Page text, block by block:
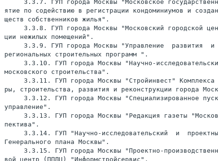
3.3.7. ГУП города Москвы "Московское
ятие по содействию в регистрации кондоминиумов и
ществ собственников жилья".
3.3.8. ГУП города Москвы "Московский городской
ции нежилых помещений".
3.3.9. ГУП города Москвы "Управление  развития  и
региональных строительных программ ".
3.3.10. ГУП города Москвы "Научно-
московского строительства".
3.3.11. ГУП города Москвы "Стройинвест" Комплекса
ры, строительства, развития и реконструкции города
3.3.12. ГУП города Москвы "Специализированное
управление".
3.3.13. ГУП города Москвы "Редакция газеты
пектива".
3.3.14. ГУП "Научно-исследовательский  и
Генерального плана Москвы".
3.3.15. ГУП города Москвы "Проектно-
вой центр (ППДЦ) "Информстройсервис".